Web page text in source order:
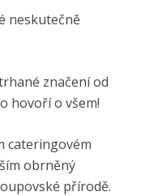
neskutečně
značení od
hovoří o všem!
cateringovém
obrněný
přírodě.